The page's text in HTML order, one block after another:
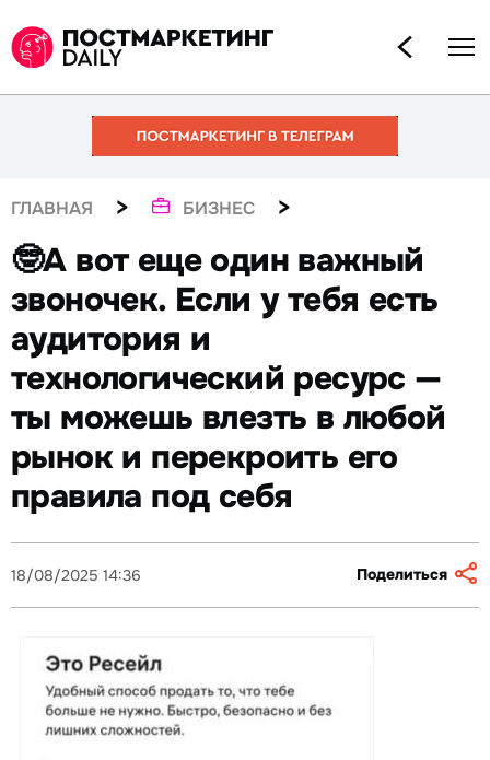
ГЛАВНАЯ > БИЗНЕС >
🤓А вот еще один важный
звоночек. Если у тебя есть
аудитория и
технологический ресурс —
ты можешь влезть в любой
рынок и перекроить его
правила под себя
18/08/2025 14:36 Поделиться